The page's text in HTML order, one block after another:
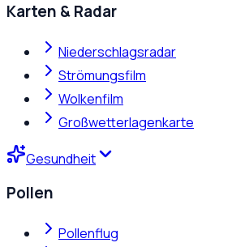
Karten & Radar
Niederschlagsradar
Strömungsfilm
Wolkenfilm
Großwetterlagenkarte
Gesundheit
Pollen
Pollenflug